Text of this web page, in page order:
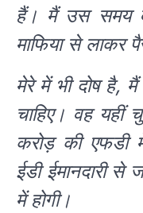
हैं। मैं उस समय
माफिया से लाकर
मेरे में भी दोष है, मैं
चाहिए। वह
करोड़ की एफडी
ईडी ईमानदारी
में होगी।